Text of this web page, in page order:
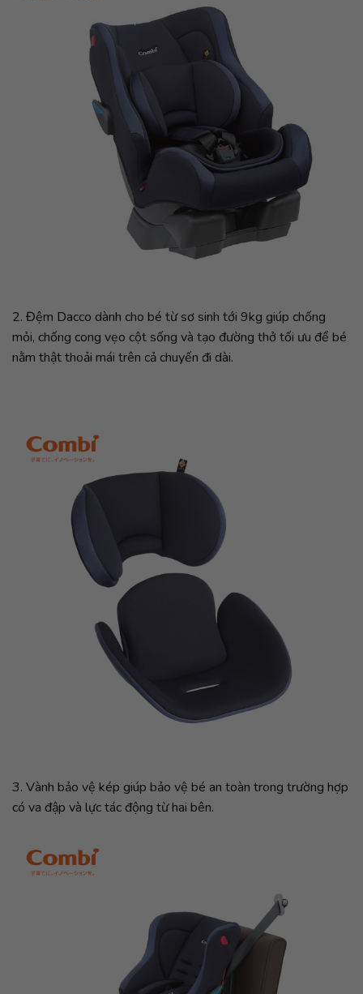
2. Đệm Dacco dành cho bé từ sơ sinh tới 9kg giúp chống
mỏi, chống cong vẹo cột sống và tạo đường thở tối ưu để bé
nằm thật thoải mái trên cả chuyến đi dài.
3. Vành bảo vệ kép giúp bảo vệ bé an toàn trong trường hợp
có va đập và lực tác động từ hai bên.